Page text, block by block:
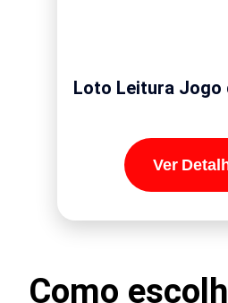
Loto Leitura Jogo
Ver
Como